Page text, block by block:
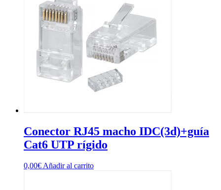
Conector RJ45 macho IDC(3d)+guía
Cat6 UTP rígido
0,00€ Añadir al carrito